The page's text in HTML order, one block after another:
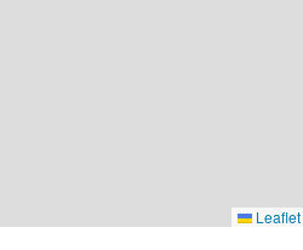
Leaflet